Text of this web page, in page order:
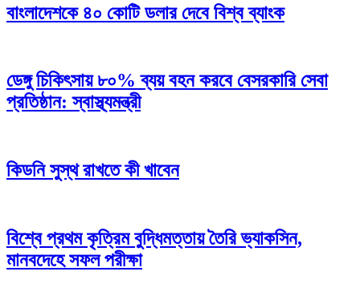
বাংলাদেশকে ৪০ কোটি ডলার দেবে বিশ্ব ব্যাংক
ডেঙ্গু চিকিৎসায় ৮০% ব্যয় বহন করবে বেসরকারি সেবা
প্রতিষ্ঠান: স্বাস্থ্যমন্ত্রী
কিডনি সুস্থ রাখতে কী খাবেন
বিশ্বে প্রথম কৃত্রিম বুদ্ধিমত্তায় তৈরি ভ্যাকসিন,
মানবদেহে সফল পরীক্ষা